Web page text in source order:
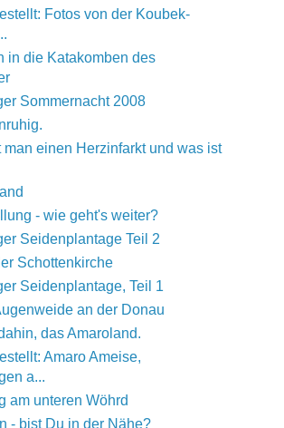
Fotos von der Koubek-
in die Katakomben des
Sommernacht 2008
man einen Herzinfarkt und was ist
- wie geht's weiter?
Seidenplantage Teil 2
Schottenkirche
Seidenplantage, Teil 1
an der Donau
das Amaroland.
Amaro Ameise,
a...
am unteren Wöhrd
- bist Du in der Nähe?